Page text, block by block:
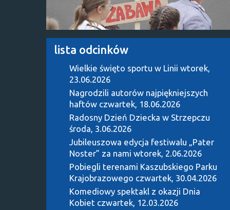
wideo
lista odcinków
Wielkie święto sportu w Linii wtorek,
23.06.2026
Nagrodzili autorów najpiękniejszych
haftów czwartek, 18.06.2026
Radosny Dzień Dziecka w Strzepczu
środa, 3.06.2026
Jubileuszowa edycja festiwalu „Pater
Noster” za nami wtorek, 2.06.2026
Pobiegli terenami Kaszubskiego Parku
Krajobrazowego czwartek, 30.04.2026
Komediowy spektakl z okazji Dnia
Kobiet czwartek, 12.03.2026